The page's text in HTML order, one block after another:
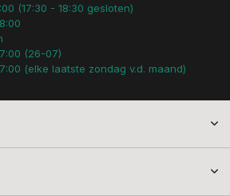
(17:30 - 18:30 gesloten)
(26-07)
(elke laatste zondag v.d. maand)